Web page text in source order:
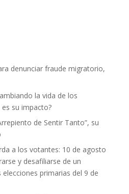
denunciar fraude migratorio,
la vida de los
su impacto?
de Sentir Tanto”, su
a los votantes: 10 de agosto
y desafiliarse de un
primarias del 9 de